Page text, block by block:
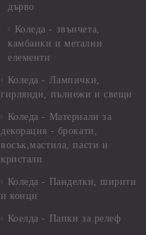
дърво
Коледа - звънчета,
камбанки и метални
елементи
Коледа - Лампички,
гирлянди, пълнежи и свещи
Коледа - Материали за
декорация - брокати,
восък,мастила, пасти и
кристали
Коледа - Панделки, ширити
и конци
Коелда - Папки за релеф